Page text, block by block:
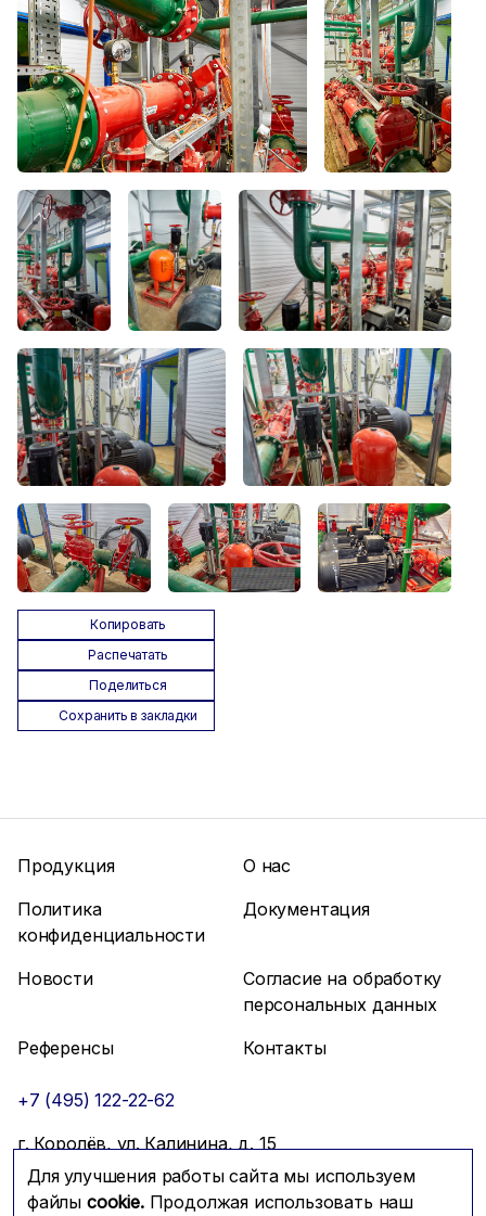
Копировать
Распечатать
Поделиться
Сохранить в закладки
Для улучшения работы сайта мы используем
файлы cookie.Продолжая использовать наш
Продукция
О нас
Политика
конфиденциальности
Документация
Новости
Согласие на обработку
персональных данных
Референсы
Контакты
+7 (495) 122-22-62
г. Королёв, ул. Калинина, д. 15
info@mfmc.ru
Связаться с нами